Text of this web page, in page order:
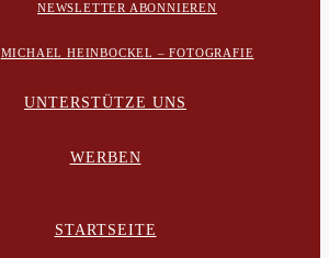
NEWSLETTER ABONNIEREN
MICHAEL HEINBOCKEL – FOTOGRAFIE
UNTERSTÜTZE UNS
WERBEN
STARTSEITE